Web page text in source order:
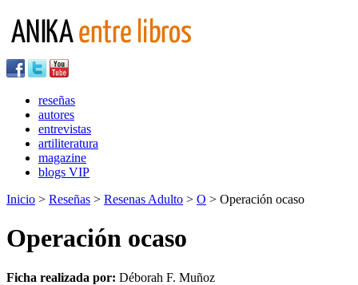
reseñas
autores
entrevistas
artiliteratura
magazine
blogs VIP
Inicio > Reseñas > Resenas Adulto > O > Operación ocaso
Operación ocaso
Ficha realizada por: Déborah F. Muñoz